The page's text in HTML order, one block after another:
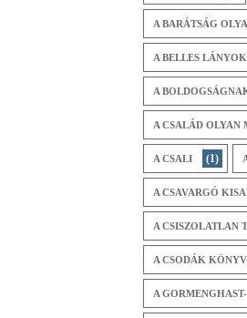
A BARÁTSÁG
A BELLES LÁNYOK
A
A CSALÁD OLYAN
A CSALI (1)
A CSAVARGÓ
A CSISZOLATLAN
A CSODÁK
A